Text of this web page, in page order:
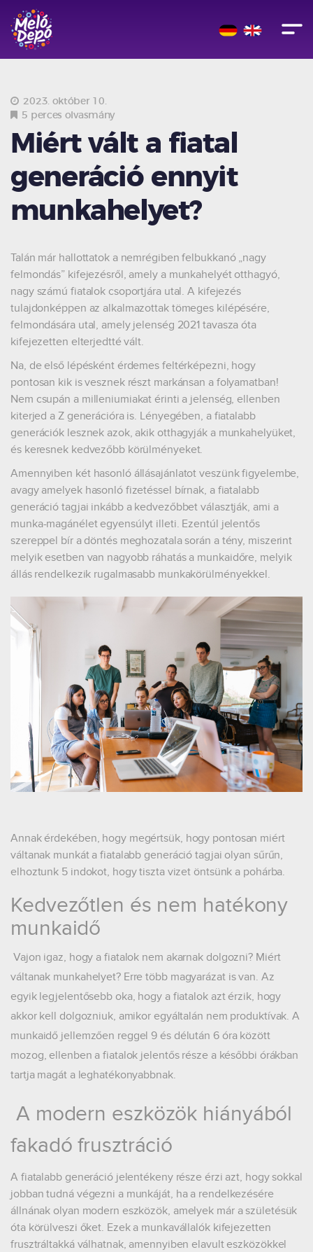
2023. október 10.
5 perces olvasmány
Miért vált a fiatal
generáció ennyit
munkahelyet?
Talán már hallottatok a nemrégiben felbukkanó „nagy
felmondás” kifejezésről, amely a munkahelyét otthagyó,
nagy számú fiatalok csoportjára utal. A kifejezés
tulajdonképpen az alkalmazottak tömeges kilépésére,
felmondására utal, amely jelenség 2021 tavasza óta
kifejezetten elterjedtté vált.
Na, de első lépésként érdemes feltérképezni, hogy
pontosan kik is vesznek részt markánsan a folyamatban!
Nem csupán a milleniumiakat érinti a jelenség, ellenben
kiterjed a Z generációra is. Lényegében, a fiatalabb
generációk lesznek azok, akik otthagyják a munkahelyüket,
és keresnek kedvezőbb körülményeket.
Amennyiben két hasonló állásajánlatot veszünk figyelembe,
avagy amelyek hasonló fizetéssel bírnak, a fiatalabb
generáció tagjai inkább a kedvezőbbet választják, ami a
munka-magánélet egyensúlyt illeti. Ezentúl jelentős
szereppel bír a döntés meghozatala során a tény, miszerint
melyik esetben van nagyobb ráhatás a munkaidőre, melyik
állás rendelkezik rugalmasabb munkakörülményekkel.
Annak érdekében, hogy megértsük, hogy pontosan miért
váltanak munkát a fiatalabb generáció tagjai olyan sűrűn,
elhoztunk 5 indokot, hogy tiszta vizet öntsünk a pohárba.
Kedvezőtlen és nem hatékony
munkaidő
Vajon igaz, hogy a fiatalok nem akarnak dolgozni? Miért
váltanak munkahelyet? Erre több magyarázat is van. Az
egyik legjelentősebb oka, hogy a fiatalok azt érzik, hogy
akkor kell dolgozniuk, amikor egyáltalán nem produktívak. A
munkaidő jellemzően reggel 9 és délután 6 óra között
mozog, ellenben a fiatalok jelentős része a későbbi órákban
tartja magát a leghatékonyabbnak.
A modern eszközök hiányából
fakadó frusztráció
A fiatalabb generáció jelentékeny része érzi azt, hogy sokkal
jobban tudná végezni a munkáját, ha a rendelkezésére
állnának olyan modern eszközök, amelyek már a születésük
óta körülveszi őket. Ezek a munkavállalók kifejezetten
frusztráltakká válhatnak, amennyiben elavult eszközökkel